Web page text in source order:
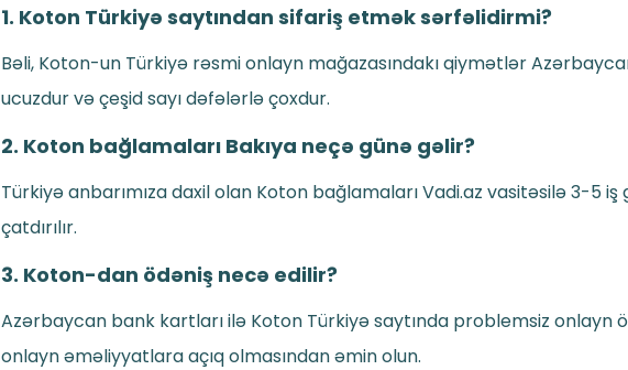
1. Koton Türkiyə saytından sifariş etmək sərfəlidirmi?
Bəli, Koton-un Türkiyə rəsmi onlayn mağazasındakı qiymətlər
ucuzdur və çeşid sayı dəfələrlə çoxdur.
2. Koton bağlamaları Bakıya neçə günə gəlir?
Türkiyə anbarımıza daxil olan Koton bağlamaları Vadi.az vasitəsilə 3-5 iş
çatdırılır.
3. Koton-dan ödəniş necə edilir?
Azərbaycan bank kartları ilə Koton Türkiyə saytında problemsiz onlayn
onlayn əməliyyatlara açıq olmasından əmin olun.